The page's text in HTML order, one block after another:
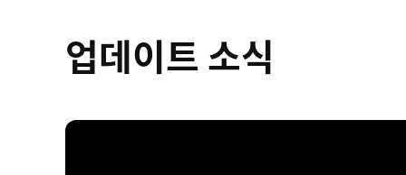
업데이트 소식